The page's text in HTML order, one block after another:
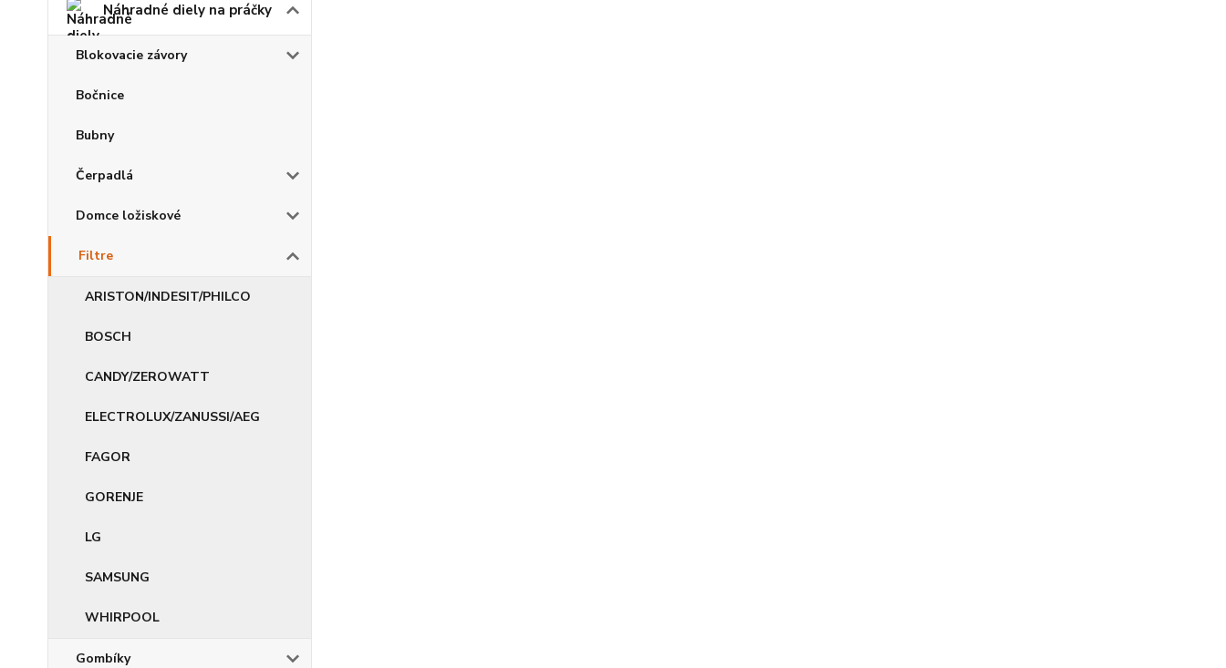
Náhradné diely na práčky
Blokovacie závory
Bočnice
Bubny
Čerpadlá
Domce ložiskové
Filtre
ARISTON/INDESIT/PHILCO
BOSCH
CANDY/ZEROWATT
ELECTROLUX/ZANUSSI/AEG
FAGOR
GORENJE
LG
SAMSUNG
WHIRPOOL
Gombíky